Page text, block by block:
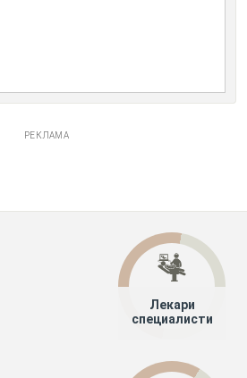
РЕКЛАМА
Лекари
специалисти